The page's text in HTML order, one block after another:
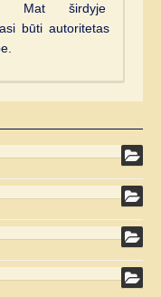
Mat širdyje
būti autoritetas